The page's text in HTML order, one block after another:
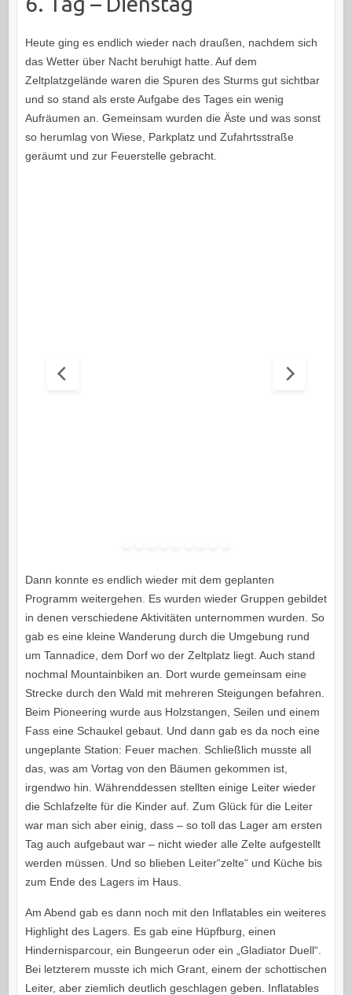
Heute ging es endlich wieder nach draußen, nachdem sich
das Wetter über Nacht beruhigt hatte. Auf dem
Zeltplatzgelände waren die Spuren des Sturms gut sichtbar
und so stand als erste Aufgabe des Tages ein wenig
Aufräumen an. Gemeinsam wurden die Äste und was sonst
so herumlag von Wiese, Parkplatz und Zufahrtsstraße
geräumt und zur Feuerstelle gebracht.
Dann konnte es endlich wieder mit dem geplanten
Programm weitergehen. Es wurden wieder Gruppen gebildet
in denen verschiedene Aktivitäten unternommen wurden. So
gab es eine kleine Wanderung durch die Umgebung rund
um Tannadice, dem Dorf wo der Zeltplatz liegt. Auch stand
nochmal Mountainbiken an. Dort wurde gemeinsam eine
Strecke durch den Wald mit mehreren Steigungen befahren.
Beim Pioneering wurde aus Holzstangen, Seilen und einem
Fass eine Schaukel gebaut. Und dann gab es da noch eine
ungeplante Station: Feuer machen. Schließlich musste all
das, was am Vortag von den Bäumen gekommen ist,
irgendwo hin. Währenddessen stellten einige Leiter wieder
die Schlafzelte für die Kinder auf. Zum Glück für die Leiter
war man sich aber einig, dass – so toll das Lager am ersten
Tag auch aufgebaut war – nicht wieder alle Zelte aufgestellt
werden müssen. Und so blieben Leiter“zelte“ und Küche bis
zum Ende des Lagers im Haus.
Am Abend gab es dann noch mit den Inflatables ein weiteres
Highlight des Lagers. Es gab eine Hüpfburg, einen
Hindernisparcour, ein Bungeerun oder ein „Gladiator Duell“.
Bei letzterem musste ich mich Grant, einem der schottischen
Leiter, aber ziemlich deutlich geschlagen geben. Inflatables